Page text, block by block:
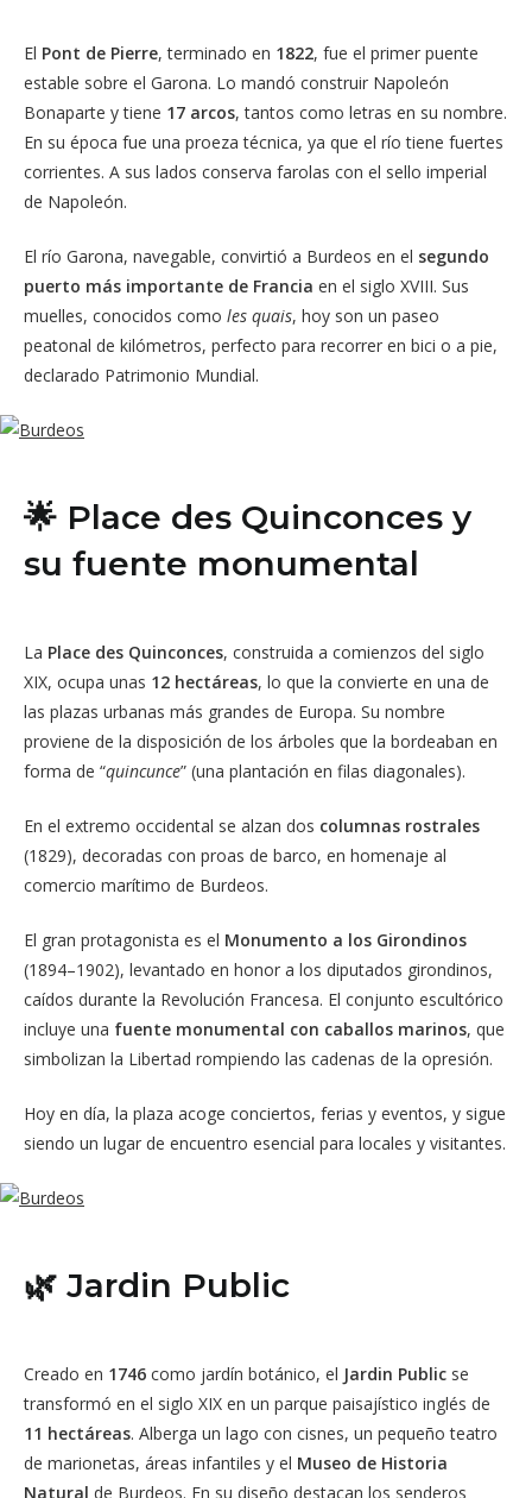
El Pont de Pierre, terminado en 1822, fue el primer puente
estable sobre el Garona. Lo mandó construir Napoleón
Bonaparte y tiene 17 arcos, tantos como letras en su nombre.
En su época fue una proeza técnica, ya que el río tiene fuertes
corrientes. A sus lados conserva farolas con el sello imperial
de Napoleón.
El río Garona, navegable, convirtió a Burdeos en el segundo
puerto más importante de Francia en el siglo XVIII. Sus
muelles, conocidos como les quais, hoy son un paseo
peatonal de kilómetros, perfecto para recorrer en bici o a pie,
declarado Patrimonio Mundial.
🌟 Place des Quinconces y
su fuente monumental
La Place des Quinconces, construida a comienzos del siglo
XIX, ocupa unas 12 hectáreas, lo que la convierte en una de
las plazas urbanas más grandes de Europa. Su nombre
proviene de la disposición de los árboles que la bordeaban en
forma de “quincunce” (una plantación en filas diagonales).
En el extremo occidental se alzan dos columnas rostrales
(1829), decoradas con proas de barco, en homenaje al
comercio marítimo de Burdeos.
El gran protagonista es el Monumento a los Girondinos
(1894–1902), levantado en honor a los diputados girondinos,
caídos durante la Revolución Francesa. El conjunto escultórico
incluye una fuente monumental con caballos marinos, que
simbolizan la Libertad rompiendo las cadenas de la opresión.
Hoy en día, la plaza acoge conciertos, ferias y eventos, y sigue
siendo un lugar de encuentro esencial para locales y visitantes.
🌿 Jardin Public
Creado en 1746 como jardín botánico, el Jardin Public se
transformó en el siglo XIX en un parque paisajístico inglés de
11 hectáreas. Alberga un lago con cisnes, un pequeño teatro
de marionetas, áreas infantiles y el Museo de Historia
Natural de Burdeos. En su diseño destacan los senderos